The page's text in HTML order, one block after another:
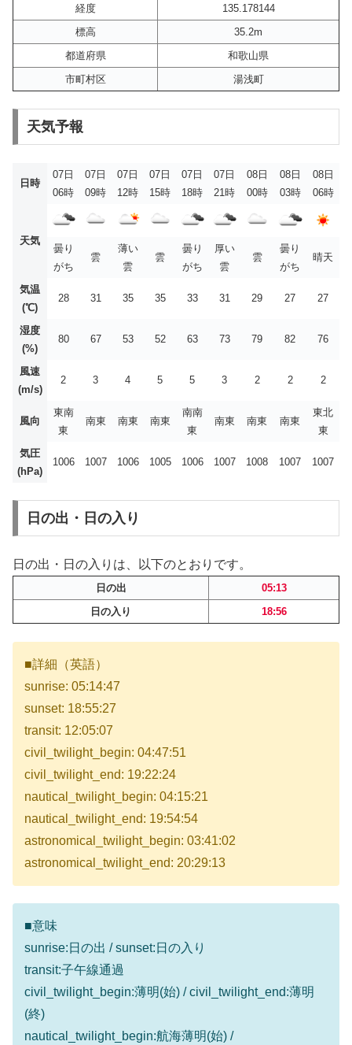
経度
135.178144
標高
35.2m
都道府県
和歌山県
市町村区
湯浅町
天気予報
日時
07日
06時
07日
09時
07日
12時
07日
15時
07日
18時
07日
21時
08日
00時
08日
03時
08日
06時
天気
曇り
がち
雲
薄い
雲
雲
曇り
がち
厚い
雲
雲
曇り
がち
晴天
気温
(℃)
28 31 35 35 33 31 29 27 27
湿度
(%)
80 67 53 52 63 73 79 82 76
風速
(m/s)
2 3 4 5 5 3 2 2 2
風向
東南
東
南東 南東 南東
南南
東
南東 南東 南東
東北
東
気圧
(hPa)
1006 1007 1006 1005 1006 1007 1008 1007 1007
日の出・日の入り
日の出・日の入りは、以下のとおりです。
日の出
05:13
日の入り
18:56
■詳細（英語）
sunrise: 05:14:47
sunset: 18:55:27
transit: 12:05:07
civil_twilight_begin: 04:47:51
civil_twilight_end: 19:22:24
nautical_twilight_begin: 04:15:21
nautical_twilight_end: 19:54:54
astronomical_twilight_begin: 03:41:02
astronomical_twilight_end: 20:29:13
■意味
sunrise:日の出 / sunset:日の入り
transit:子午線通過
civil_twilight_begin:薄明(始) / civil_twilight_end:薄明
(終)
nautical_twilight_begin:航海薄明(始) /